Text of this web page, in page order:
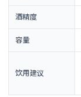
酒精度
容量
饮用建议